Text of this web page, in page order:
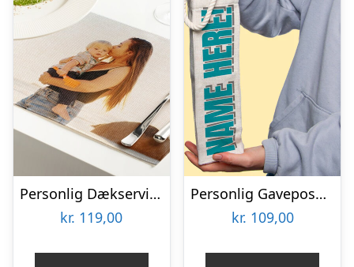
Personlig Dækserviet med Billede
kr. 119,00
Personlig Gavepose til vin med Tekst
kr. 109,00